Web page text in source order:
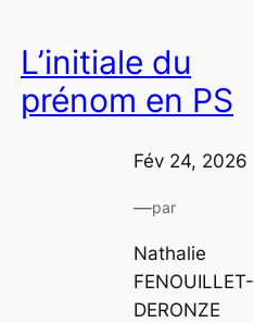
L’initiale du
prénom en PS
Fév 24, 2026
—par
Nathalie
FENOUILLET-
DERONZE